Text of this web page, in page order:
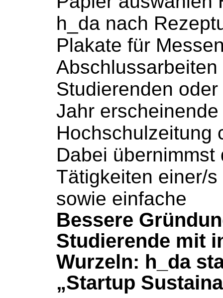
h_da nach
Plakate für
Abschlussarbeiten
Studierenden
Jahr erscheinende
Hochschulzeitung
Dabei
Tätigkeiten einer/
sowie einfache
Bessere
Studierende mit
Wurzeln: h_da
„Startup